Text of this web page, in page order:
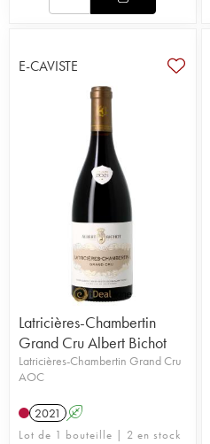
E-CAVISTE
Latricières-Chambertin
Grand Cru Albert Bichot
Latricières-Chambertin Grand Cru
AOC
2021 A
Lot de 1 bouteille | 2 en stock